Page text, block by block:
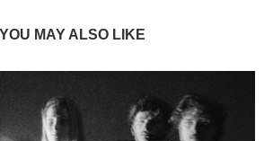
YOU MAY ALSO LIKE